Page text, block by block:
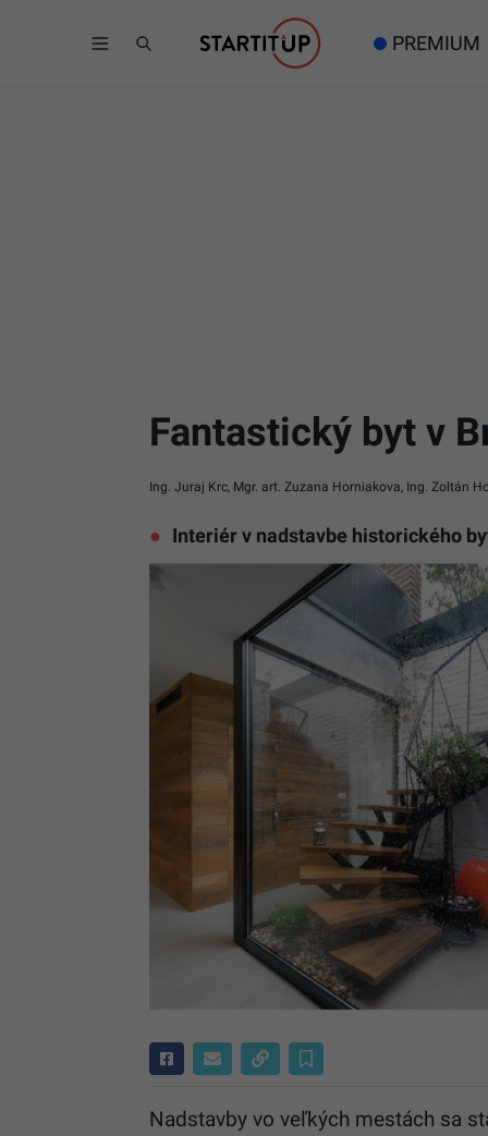
PREMIUM
Fantastický byt v
Ing. Juraj Krc, Mgr. art. Zuzana Horniakova, Ing. Zoltán
Interiér v nadstavbe historického
Nadstavby vo veľkých mestách sa